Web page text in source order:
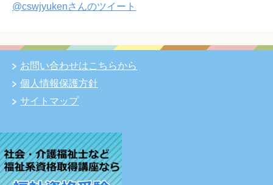
@cswjyukenさんのツイート
お問い合わせはこちらから
個人情報保護方針
サイトマップ